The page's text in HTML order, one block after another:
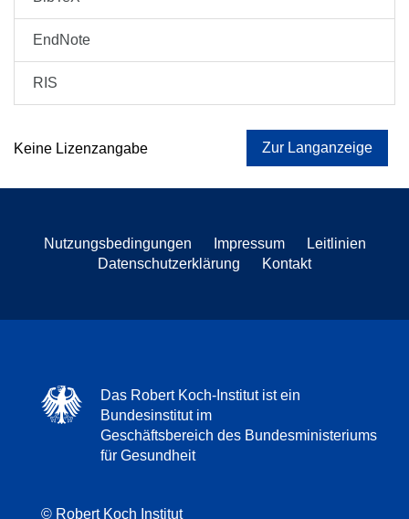
EndNote
RIS
Keine Lizenzangabe Zur Langanzeige
Nutzungsbedingungen Impressum
Leitlinien
Datenschutzerklärung
Kontakt
Das Robert Koch-Institut ist ein
Bundesinstitut im
Geschäftsbereich des Bundesministeriums
für Gesundheit
© Robert Koch Institut